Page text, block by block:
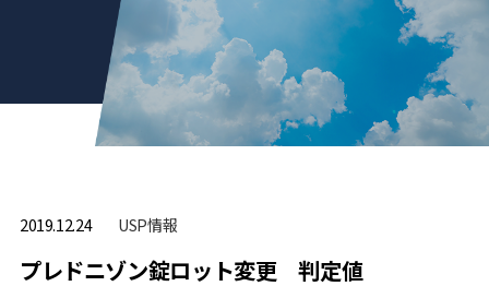
2019.12.24 USP情報
プレドニゾン錠ロット変更 判定値